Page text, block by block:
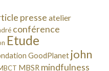
presse atelier
conférence
Etude
GoodPlanet john
MBSR mindfulness